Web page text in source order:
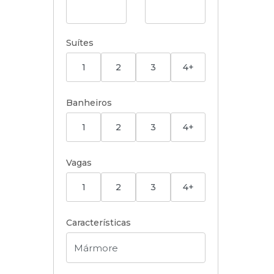
Suítes
1 2 3 4+
Banheiros
1 2 3 4+
Vagas
1 2 3 4+
Características